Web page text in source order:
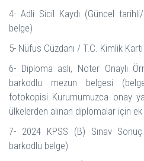
4- Adli Sicil Kaydı (Güncel
belge)
5- Nüfus Cüzdanı / T.C. Kimlik
6- Diploma aslı, Noter Onaylı
barkodlu mezun belgesi
fotokopisi Kurumumuzca onay
ülkelerden alınan diplomalar için
7- 2024 KPSS (B) Sınav
barkodlu belge)